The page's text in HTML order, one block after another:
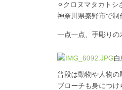
⚪︎クロヌマタカトシ
神奈川県秦野市で制
一点一点、手彫りの
白
普段は動物や人物の
ブローチも身につけ